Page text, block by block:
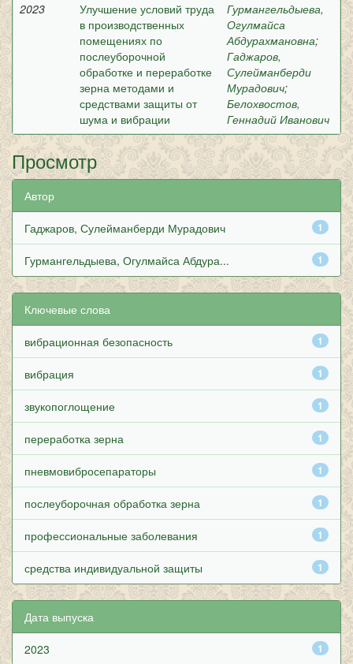
2023
Улучшение условий труда
в производственных
помещениях по
послеуборочной
обработке и переработке
зерна методами и
средствами защиты от
шума и вибрации
Гурмангельдыева,
Огулмайса
Абдурахмановна;
Гаджаров,
Сулейманберди
Мурадович;
Белохвостов,
Геннадий Иванович
Просмотр
Автор
1
Гаджаров, Сулейманберди Мурадович
1
Гурмангельдыева, Огулмайса Абдура...
Ключевые слова
1
вибрационная безопасность
1
вибрация
1
звукопоглощение
1
переработка зерна
1
пневмовибросепараторы
1
послеуборочная обработка зерна
1
профессиональные заболевания
1
средства индивидуальной защиты
Дата выпуска
1
2023